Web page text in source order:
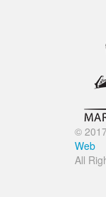
©
Web
All